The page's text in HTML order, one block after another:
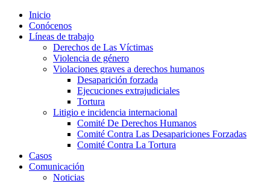
Inicio
Conócenos
Líneas de trabajo
Derechos de Las Víctimas
Violencia de género
Violaciones graves a derechos humanos
Desaparición forzada​
Ejecuciones extrajudiciales
Tortura
Litigio e incidencia internacional
Comité De Derechos Humanos​
Comité Contra Las Desapariciones Forzadas
Comité Contra La Tortura​
Casos
Comunicación
Noticias